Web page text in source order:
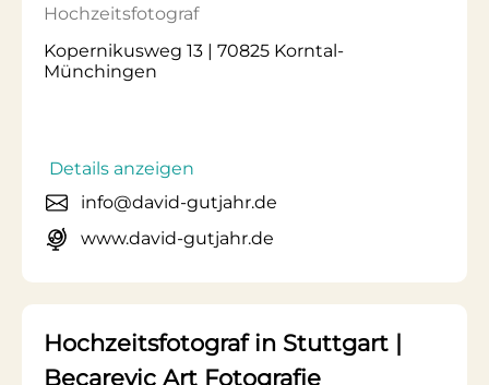
Hochzeitsfotograf
Kopernikusweg 13 | 70825 Korntal-
Münchingen
Details anzeigen
info@david-gutjahr.de
www.david-gutjahr.de
Hochzeitsfotograf in Stuttgart |
Becarevic Art Fotografie